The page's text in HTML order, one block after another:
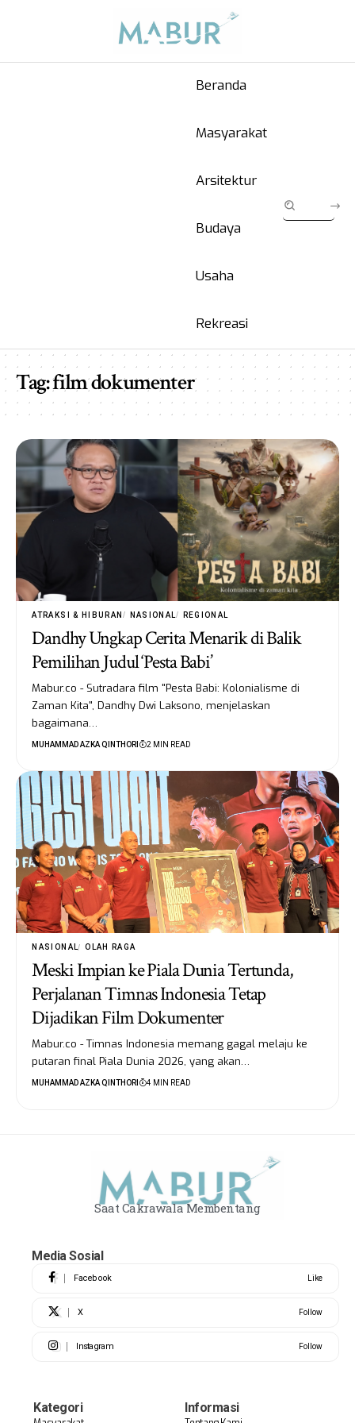
Beranda
Masyarakat
Arsitektur
Budaya
Usaha
Rekreasi
Tag:film dokumenter
ATRAKSI & HIBURAN NASIONAL REGIONAL
Dandhy Ungkap Cerita Menarik di Balik
Pemilihan Judul ‘Pesta Babi’
Mabur.co - Sutradara film "Pesta Babi: Kolonialisme di
Zaman Kita", Dandhy Dwi Laksono, menjelaskan
bagaimana…
MUHAMMAD AZKA QINTHORI 2 MIN READ
NASIONAL OLAH RAGA
Meski Impian ke Piala Dunia Tertunda,
Perjalanan Timnas Indonesia Tetap
Dijadikan Film Dokumenter
Mabur.co - Timnas Indonesia memang gagal melaju ke
putaran final Piala Dunia 2026, yang akan…
MUHAMMAD AZKA QINTHORI 4 MIN READ
Saat Cakrawala Membentang
Media Sosial
Facebook Like
X Follow
Instagram Follow
Kategori Informasi